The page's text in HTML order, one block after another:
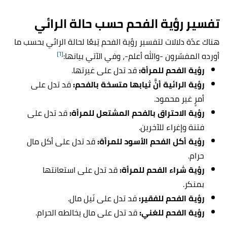
تفسير رؤية الفحم حسب حالة الرائي
هناك عدّة دلالات لتفسير رؤية الفحم تِبعًا لحالة الرائي بحسب ما
أورده المفسّرون -والله أعلم-، وفي الآتي بيانها:[٦]
رؤية الفحم للمرأة:قد تدل على غيرتها.
رؤية الرائية أنَّ ثيابها متسخة بالفحم:قد تدل على
أمرٍ غير محمود.
رؤية الاحتراق بالفحم المشتعل للمرأة:قد تدل على
فتنة وإغراء للآخرين.
رؤية أكل الفحم الأسود للمرأة:قد تدل على أكل مال
حرام.
رؤية شراء الفحم للمرأة:قد تدل على استعانتها
بمنكر.
رؤية الفحم للفقير:قد تدل على نَيل مال.
رؤية الفحم للغني:قد تدل على مال يخالطه الحرام.